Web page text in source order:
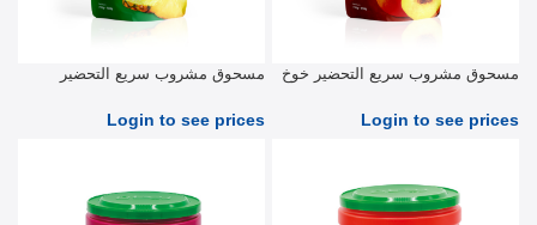
مسحوق مشروب سريع التحضير خوخ
Login to see prices
مسحوق مشروب سريع التحضير
Login to see prices